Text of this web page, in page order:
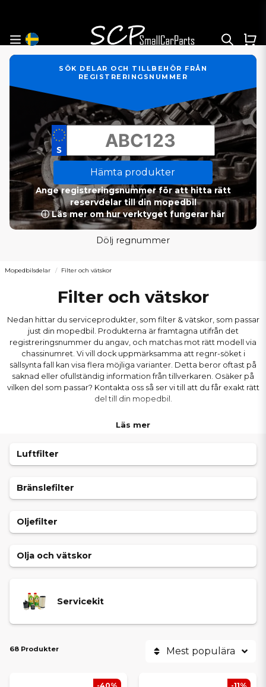
SÖK DELAR OCH TILLBEHÖR FRÅN
REGISTRERINGSNUMMER
Hämta produkter
Ange registreringsnummer för att hitta rätt
reservdelar till din mopedbil
ⓘ Läs mer om hur verktyget fungerar här
Dölj regnummer
Mopedbilsdelar Filter och vätskor
Filter och vätskor
Nedan hittar du serviceprodukter, som filter & vätskor, som passar
just din mopedbil. Produkterna är framtagna utifrån det
registreringsnummer du angav, och matchas mot rätt modell via
chassinumret. Vi vill dock uppmärksamma att regnr-söket i
sällsynta fall kan visa flera möjliga varianter. Detta beror oftast på
saknad eller ofullständig information från tillverkaren. Osäker på
vilken del som passar? Kontakta oss så ser vi till att du får exakt rätt
del till din mopedbil.
Läs mer
Luftfilter
Bränslefilter
Oljefilter
Olja och vätskor
Servicekit
68 Produkter Mest populära